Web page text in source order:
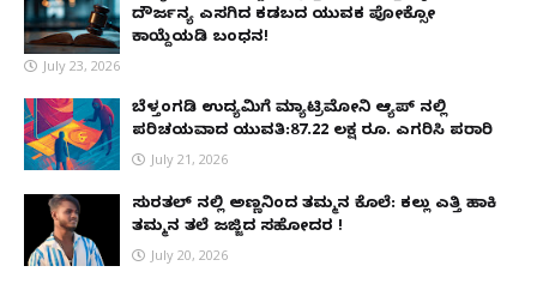
ದೌರ್ಜನ್ಯ ಎಸಗಿದ ಕಡಬದ ಯುವಕ ಪೋಕ್ಸೋ
ಕಾಯ್ದೆಯಡಿ ಬಂಧನ!
July 23, 2026
ಬೆಳ್ತಂಗಡಿ ಉದ್ಯಮಿಗೆ ಮ್ಯಾಟ್ರಿಮೋನಿ ಆ್ಯಪ್ ನಲ್ಲಿ
ಪರಿಚಯವಾದ ಯುವತಿ:87.22 ಲಕ್ಷ ರೂ. ಎಗರಿಸಿ ಪರಾರಿ
July 21, 2026
ಸುರತ್ಕಲ್ ನಲ್ಲಿ ಅಣ್ಣನಿಂದ ತಮ್ಮನ ಕೊಲೆ: ಕಲ್ಲು ಎತ್ತಿ ಹಾಕಿ
ತಮ್ಮನ ತಲೆ ಜಜ್ಜಿದ ಸಹೋದರ !
July 20, 2026